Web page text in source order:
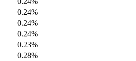
0.24%
0.24%
0.24%
0.23%
0.28%